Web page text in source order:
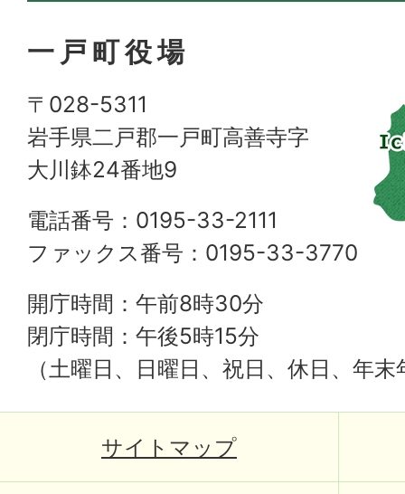
一戸町役場
〒028-5311
岩手県二戸郡一戸町高善寺字
大川鉢24番地9
電話番号：0195-33-2111
ファックス番号：0195-33-3770
開庁時間：午前8時30分
閉庁時間：午後5時15分
（土曜日、日曜日、祝日、休日、年
サイトマップ